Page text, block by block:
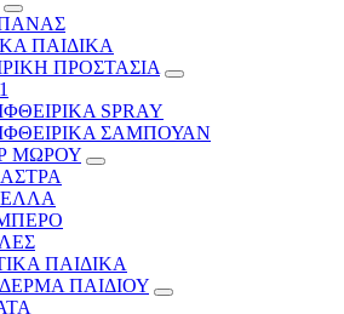
ΠΑΙΔΙΚΑ
ΠΡΟΣΤΑΣΙΑ
SPRAY
ΣΑΜΠΟΥΑΝ
ΜΩΡΟΥ
ΠΑΙΔΙΚΑ
ΠΑΙΔΙΟΥ